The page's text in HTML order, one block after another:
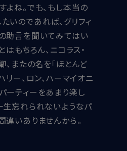
ね。でも、もし本当の
いのであれば、グリフィ
助言を聞いてみてはい
はもちろん、ニコラス・
、またの名を「ほとんど
リー、ロン、ハーマイオニ
ーティーをあまり楽し
生忘れられないようなパ
違いありませんから。